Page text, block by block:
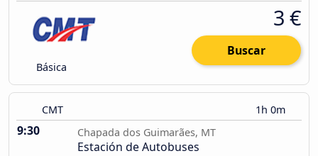
Básica
3 €
Buscar
CMT 1h 0m
9:30 Chapada dos Guimarães, MT
Estación de Autobuses